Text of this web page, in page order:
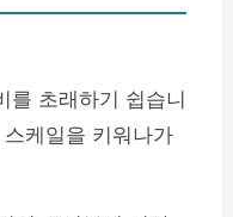
를 초래하기 쉽습니
케일을 키워나가